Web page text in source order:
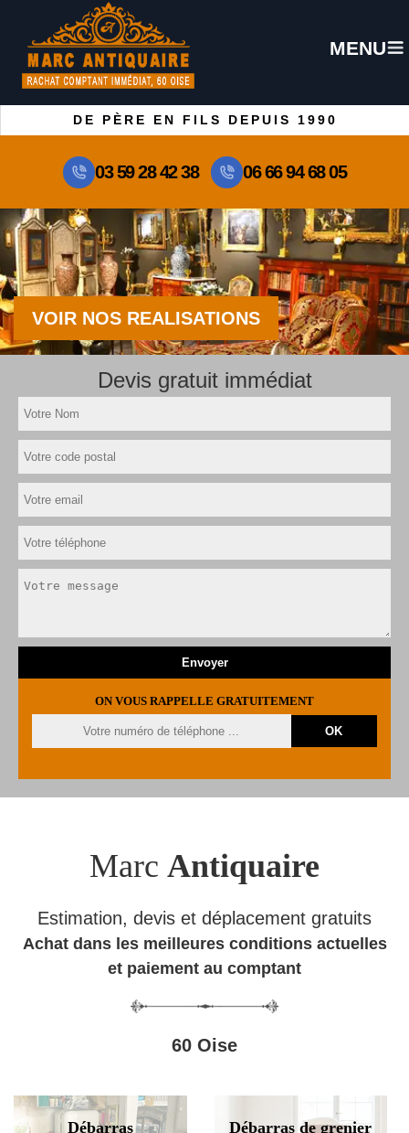
MENU
DE PÈRE EN FILS DEPUIS 1990
03 59 28 42 38 06 66 94 68 05
VOIR NOS REALISATIONS
Devis gratuit immédiat
ON VOUS RAPPELLE GRATUITEMENT
Marc Antiquaire
Estimation, devis et déplacement gratuits
Achat dans les meilleures conditions actuelles
et paiement au comptant
60 Oise
Débarras
Débarras de grenier